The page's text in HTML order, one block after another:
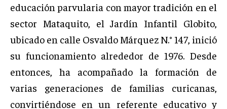
educación parvularia con mayor tradición en el
sector Mataquito, el Jardín Infantil Globito,
ubicado en calle Osvaldo Márquez N.° 147, inició
su funcionamiento alrededor de 1976. Desde
entonces, ha acompañado la formación de
varias generaciones de familias curicanas,
convirtiéndose en un referente educativo y